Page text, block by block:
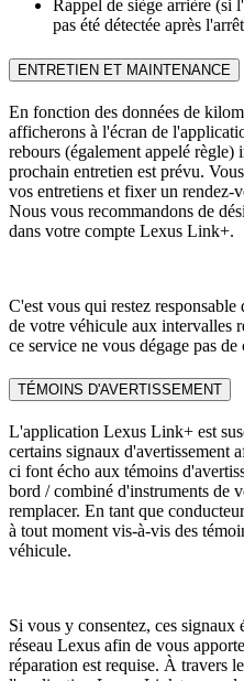
Rappel de siège arrière (si
pas été détectée après
ENTRETIEN ET MAINTENANCE
En fonction des données de
afficherons à l'écran de
rebours (également appelé
prochain entretien est prévu.
vos entretiens et fixer un rendez-
Nous vous recommandons de
dans votre compte Lexus Link+.
C'est vous qui restez
de votre véhicule aux intervalles
ce service ne vous dégage pas de
TÉMOINS D'AVERTISSEMENT
L'application Lexus Link+ est
certains signaux d'avertissement
ci font écho aux témoins
bord / combiné d'instruments de
remplacer. En tant que
à tout moment vis-à-vis des
véhicule.
Si vous y consentez, ces signaux
réseau Lexus afin de vous
réparation est requise. À travers